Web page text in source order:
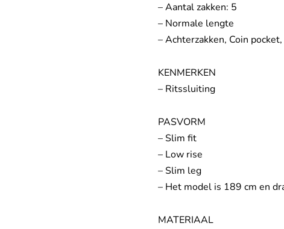
– Aantal zakken: 5
– Normale lengte
– Achterzakken, Coin
KENMERKEN
– Ritssluiting
PASVORM
– Slim fit
– Low rise
– Slim leg
– Het model is 189 cm en
MATERIAAL